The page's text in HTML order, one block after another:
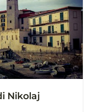
Nikolaj